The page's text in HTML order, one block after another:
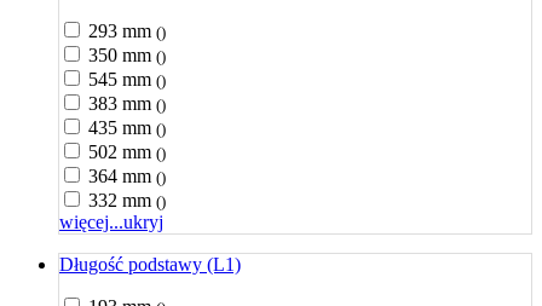
293 mm ()
350 mm ()
545 mm ()
383 mm ()
435 mm ()
502 mm ()
364 mm ()
332 mm ()
więcej...ukryj
Długość podstawy (L1)